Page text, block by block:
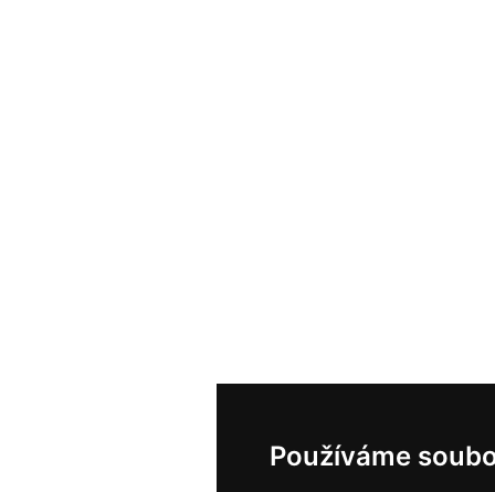
Používáme